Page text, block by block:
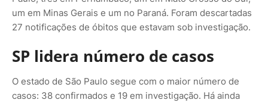
um em Minas Gerais e um no Paraná. Foram descartadas
27 notificações de óbitos que estavam sob investigação.
SP lidera número de casos
O estado de São Paulo segue com o maior número de
casos: 38 confirmados e 19 em investigação. Há ainda